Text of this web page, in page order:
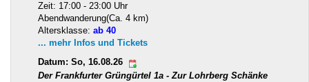
Zeit: 17:00 - 23:00 Uhr
Abendwanderung(Ca. 4 km)
Altersklasse: ab 40
... mehr Infos und Tickets
Datum: So, 16.08.26
Der Frankfurter Grüngürtel 1a - Zur Lohrberg Schänke